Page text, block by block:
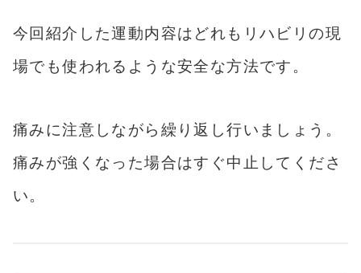
今回紹介した運動内容はどれもリハビリの現
場でも使われるような安全な方法です。
痛みに注意しながら繰り返し行いましょう。
痛みが強くなった場合はすぐ中止してくださ
い。